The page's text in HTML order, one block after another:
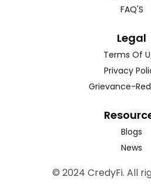
FAQ'S
Legal
Terms Of
Privacy
Grievance-
Blogs
News
© 2024 CredyFi. All